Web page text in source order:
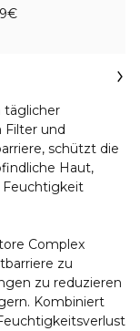
täglicher
Filter und
schützt die
Haut,
Feuchtigkeit
Complex
zu
zu reduzieren
Kombiniert